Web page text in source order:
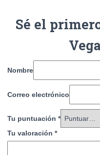
Sé el
Nombre
Correo electrónico
Tu puntuación *
Tu valoración *